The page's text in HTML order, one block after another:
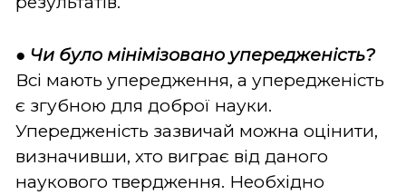
● Чи було мінімізовано упередженість?
Всі мають упередження, а упередженість
є згубною для доброї науки.
Упередженість зазвичай можна оцінити,
визначивши, хто виграє від даного
наукового твердження. Необхідно